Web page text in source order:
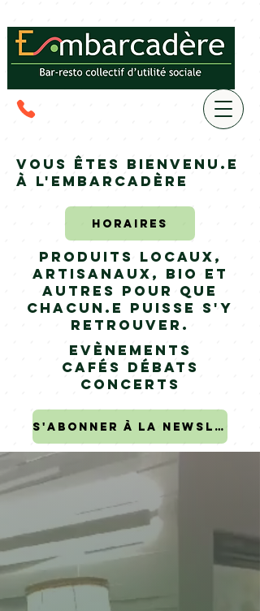
Vous êtes bienvenu.e
à l'Embarcadère
Horaires
Produits locaux,
artisanaux, bio et
autres pour que
chacun.e puisse s'y
retrouver.
Evènements
Cafés débats
Concerts
S'abonner à la newsletter